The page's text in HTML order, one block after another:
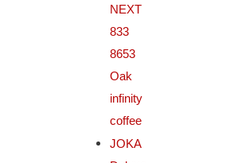
NEXT
833
8653
Oak
infinity
coffee
JOKA